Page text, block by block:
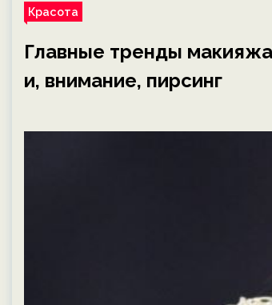
Красота
Главные тренды
и, внимание, пирсинг